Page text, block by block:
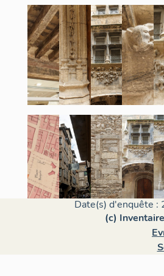
Date(s) d'enquête :
(c)